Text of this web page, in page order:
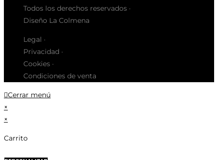
Todos los derechos reservados ·
Diseño La Colmena
Legal ·
Privacidad ·
Cookies ·
Condiciones de venta
Cerrar menú
×
×
Carrito